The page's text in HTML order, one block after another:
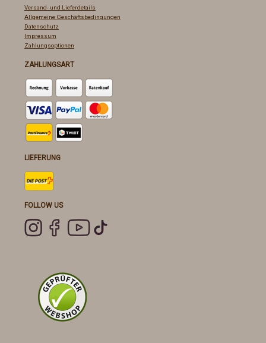
Versand- und Lieferdetails
Allgemeine Geschäftsbedingungen
Datenschutz
Impressum
Zahlungsoptionen
ZAHLUNGSART
LIEFERUNG
FOLLOW US